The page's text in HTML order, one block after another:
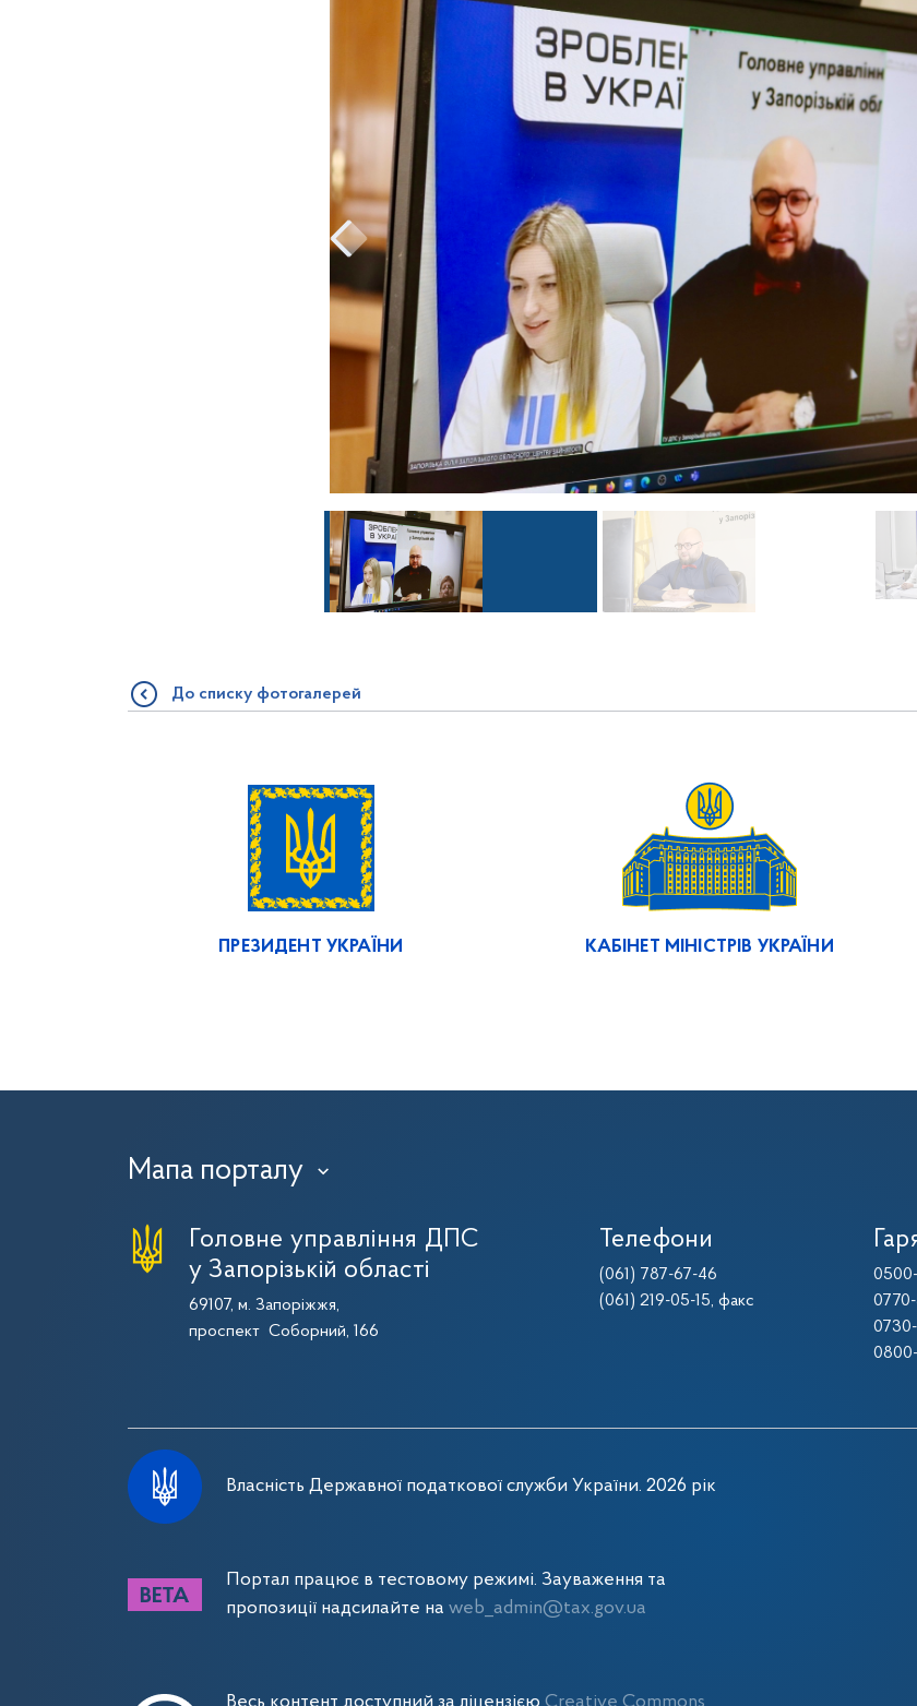
До списку фотогалерей
ПРЕЗИДЕНТ УКРАЇНИ КАБІНЕТ МІНІСТРІВ УКРАЇНИ
Мапа порталу ›
Головне управління ДПС
у Запорізькій області
69107, м. Запоріжжя,
проспект Соборний, 166
Телефони
(061) 787-67-46
(061) 219-05-15, факс
Власність Державної податкової служби України. 2026 рік
Портал працює в тестовому режимі. Зауваження та
пропозиції надсилайте на web_admin@tax.gov.ua